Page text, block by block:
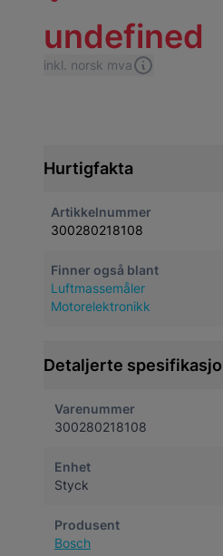
undefined
inkl. norsk mva
Hurtigfakta
Artikkelnummer
300280218108
Finner også blant
Luftmassemåler
Motorelektronikk
Detaljerte
Varenummer
300280218108
Enhet
Styck
Produsent
Bosch